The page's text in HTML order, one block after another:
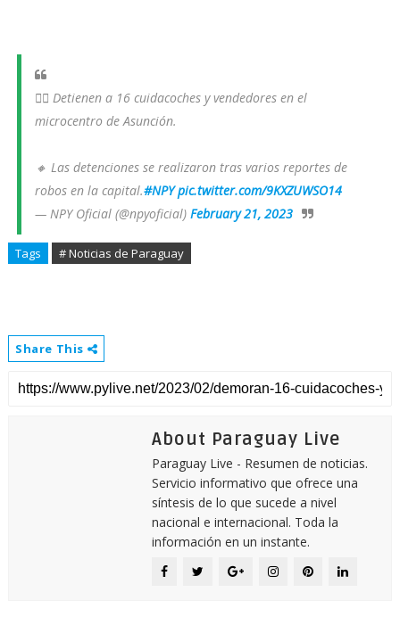
👉🏻 Detienen a 16 cuidacoches y vendedores en el
microcentro de Asunción.
🔸 Las detenciones se realizaron tras varios reportes de
robos en la capital.#NPY pic.twitter.com/9KXZUWSO14
— NPY Oficial (@npyoficial) February 21, 2023
Tags # Noticias de Paraguay
Share This
About Paraguay Live
Paraguay Live - Resumen de noticias.
Servicio informativo que ofrece una
síntesis de lo que sucede a nivel
nacional e internacional. Toda la
información en un instante.